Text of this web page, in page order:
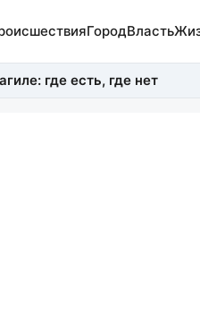
ГородВласть
где есть, где нет